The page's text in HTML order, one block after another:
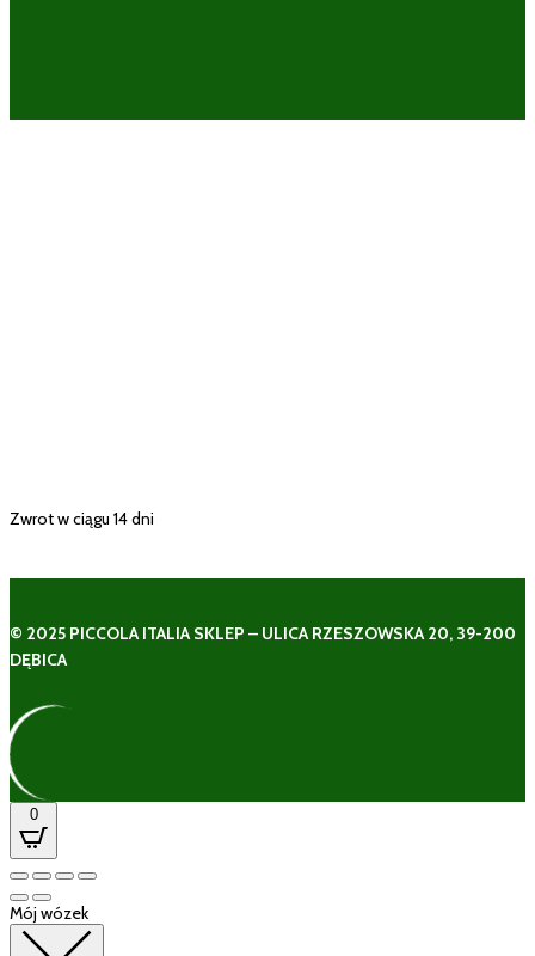
Zwrot w ciągu 14 dni
© 2025 PICCOLA ITALIA SKLEP – ULICA RZESZOWSKA 20, 39-200
DĘBICA
0
Mój wózek